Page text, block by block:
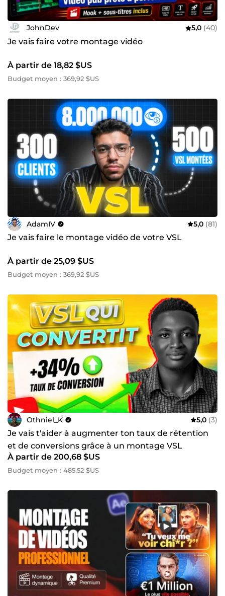
JohnDev 5,0 (40)
Je vais faire votre montage vidéo
À partir de 18,82 $US
Budget moyen : 369,92 $US
AdamIV 5,0 (81)
Je vais faire le montage vidéo de votre VSL
À partir de 25,09 $US
Budget moyen : 369,92 $US
Othniel_K 5,0 (3)
Je vais t'aider à augmenter ton taux de rétention
et de conversions grâce à un montage VSL
stratégique
À partir de 200,68 $US
Budget moyen : 485,52 $US